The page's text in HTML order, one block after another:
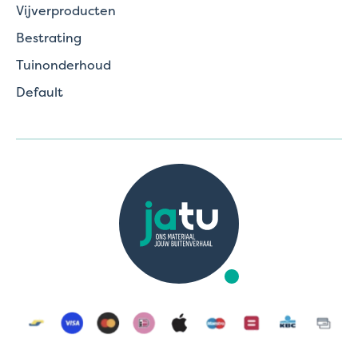
Vijverproducten
Bestrating
Tuinonderhoud
Default